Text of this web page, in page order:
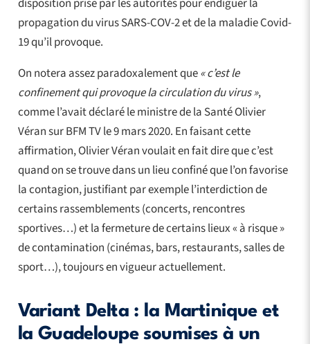
propagation du virus SARS-COV-2 et de la maladie Covid-
19 qu’il provoque.
On notera assez paradoxalement que« c’est le
confinement qui provoque la circulation du virus »,
comme l’avait déclaré le ministre de la Santé Olivier
Véran sur BFM TV le 9 mars 2020. En faisant cette
affirmation, Olivier Véran voulait en fait dire que c’est
quand on se trouve dans un lieu confiné que l’on favorise
la contagion, justifiant par exemple l’interdiction de
certains rassemblements (concerts, rencontres
sportives…) et la fermeture de certains lieux « à risque »
de contamination (cinémas, bars, restaurants, salles de
sport…), toujours en vigueur actuellement.
Variant Delta : la Martinique et
la Guadeloupe soumises à un